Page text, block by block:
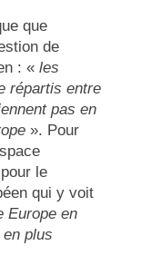
que
de
: «les
répartis entre
pas en
». Pour
le
qui y voit
Europe en
plus